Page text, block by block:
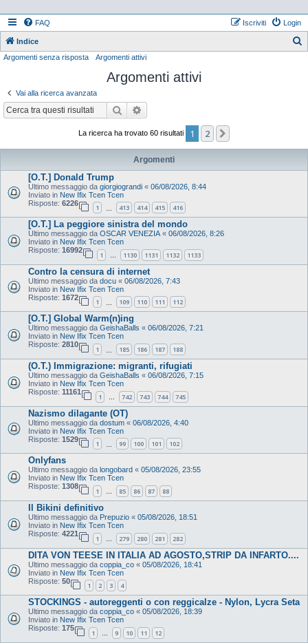
FAQ Login
Iscriviti
Indice
Argomenti senza risposta Argomenti attivi
Argomenti attivi
Vai alla ricerca avanzata
Cerca
La ricerca ha trovato 60 risultati 1 2
Argomenti
[O.T.] Donald Trump
Ultimo messaggio da giorgiograndi « 06/08/2026, 8:44
Inviato in New Ifix Tcen Tcen
Risposte: 6226
1 413 414 415 416
[O.T.] La peggiore sinistra del mondo
Ultimo messaggio da OSCAR VENEZIA « 06/08/2026, 8:26
Inviato in New Ifix Tcen Tcen
Risposte: 16992
1 … 1130 1131 1132 1133
Contro la censura di internet
Ultimo messaggio da docu « 06/08/2026, 7:43
Inviato in New Ifix Tcen Tcen
Risposte: 1672
1 109 110 111 112
[O.T.] Global Warm(n)ing
Ultimo messaggio da GeishaBalls « 06/08/2026, 7:21
Inviato in New Ifix Tcen Tcen
Risposte: 2810
1 185 186 187 188
(O.T.) Immigrazione: migranti, rifugiati
Ultimo messaggio da GeishaBalls « 06/08/2026, 7:15
Inviato in New Ifix Tcen Tcen
Risposte: 11161
1 … 742 743 744 745
Nazismo dilagante (OT)
Ultimo messaggio da dostum « 06/08/2026, 4:40
Inviato in New Ifix Tcen Tcen
Risposte: 1529
1 99 100 101 102
Onlyfans
Ultimo messaggio da longobard « 05/08/2026, 23:55
Inviato in New Ifix Tcen Tcen
Risposte: 1308
1 … 85 86 87 88
Il Bikini definitivo
Ultimo messaggio da Prepuzio « 05/08/2026, 18:51
Inviato in New Ifix Tcen Tcen
Risposte: 4221
1 … 279 280 281 282
DITA VON TEESE IN ITALIA AD AGOSTO,STRIP DA INFARTO....
Ultimo messaggio da coppia_co « 05/08/2026, 18:41
Inviato in New Ifix Tcen Tcen
Risposte: 50
1 2 3 4
STOCKINGS - autoreggenti o con reggicalze - Nylon, Lycra Seta
Ultimo messaggio da coppia_co « 05/08/2026, 18:39
Inviato in New Ifix Tcen Tcen
Risposte: 175
1 … 9 10 11 12